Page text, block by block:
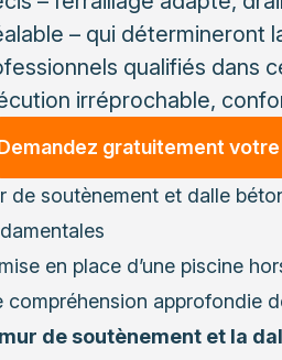
– qui détermineront
qualifiés dans
irréprochable,
gratuitement
de soutènement et dalle
en place d’une piscine
compréhension approfondie
de soutènement et la